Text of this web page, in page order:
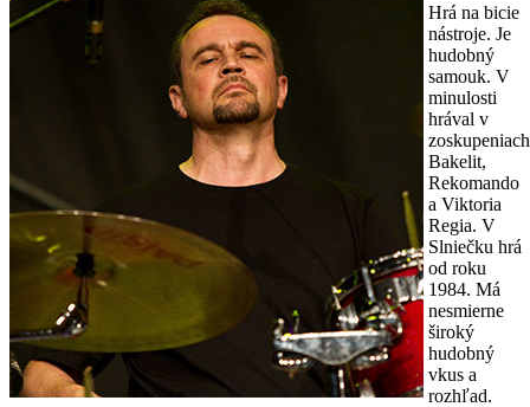
Hrá na bicie
nástroje. Je
hudobný
samouk. V
minulosti
hrával v
zoskupeniach
Bakelit,
Rekomando
a Viktoria
Regia. V
Slniečku hrá
od roku
1984. Má
nesmierne
široký
hudobný
vkus a
rozhľad.